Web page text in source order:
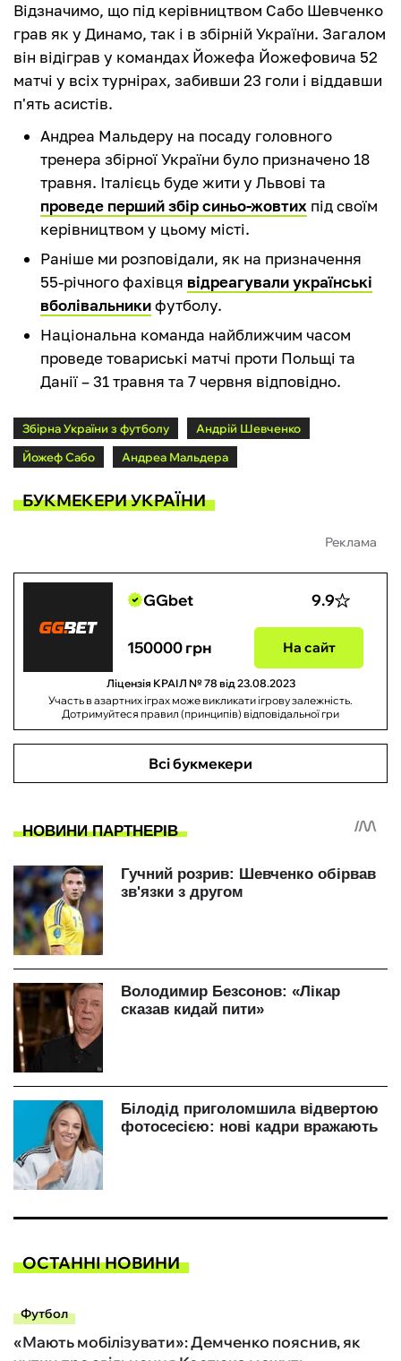
Відзначимо, що під керівництвом Сабо Шевченко
грав як у Динамо, так і в збірній України. Загалом
він відіграв у командах Йожефа Йожефовича 52
матчі у всіх турнірах, забивши 23 голи і віддавши
п'ять асистів.
Андреа Мальдеру на посаду головного
тренера збірної України було призначено 18
травня. Італієць буде жити у Львові та
проведе перший збір синьо-жовтих під своїм
керівництвом у цьому місті.
Раніше ми розповідали, як на призначення
55-річного фахівця відреагували українські
вболівальникифутболу.
Національна команда найближчим часом
проведе товариські матчі проти Польщі та
Данії – 31 травня та 7 червня відповідно.
Збірна України з футболу
Андрій Шевченко
Йожеф Сабо
Андреа Мальдера
БУКМЕКЕРИ УКРАЇНИ
Реклама
GGbet 9.9
150000 грн На сайт
Ліцензія КРАІЛ № 78 від 23.08.2023
Участь в азартних іграх може викликати ігрову залежність.
Дотримуйтеся правил (принципів) відповідальної гри
Всі букмекери
ОСТАННІ НОВИНИ
Футбол
«Мають мобілізувати»: Демченко пояснив, як